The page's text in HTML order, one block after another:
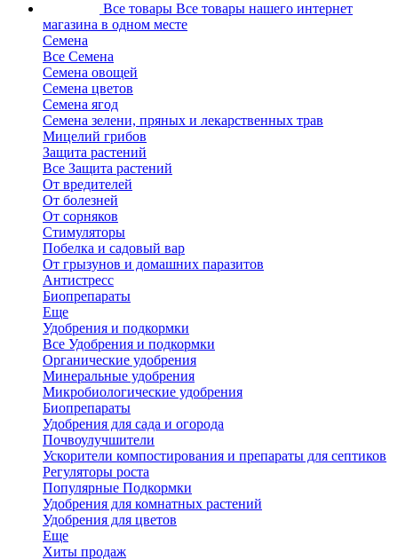
Все товары Все товары нашего интернет
магазина в одном месте
Семена
Все Семена
Семена овощей
Семена цветов
Семена ягод
Семена зелени, пряных и лекарственных трав
Мицелий грибов
Защита растений
Все Защита растений
От вредителей
От болезней
От сорняков
Стимуляторы
Побелка и садовый вар
От грызунов и домашних паразитов
Антистресс
Биопрепараты
Еще
Удобрения и подкормки
Все Удобрения и подкормки
Органические удобрения
Минеральные удобрения
Микробиологические удобрения
Биопрепараты
Удобрения для сада и огорода
Почвоулучшители
Ускорители компостирования и препараты для септиков
Регуляторы роста
Популярные Подкормки
Удобрения для комнатных растений
Удобрения для цветов
Еще
Хиты продаж